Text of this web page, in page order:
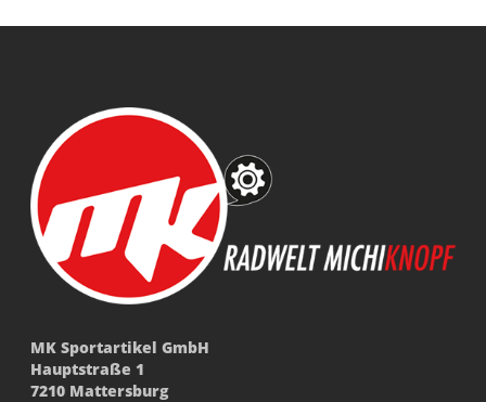
MK Sportartikel GmbH
Hauptstraße 1
7210 Mattersburg